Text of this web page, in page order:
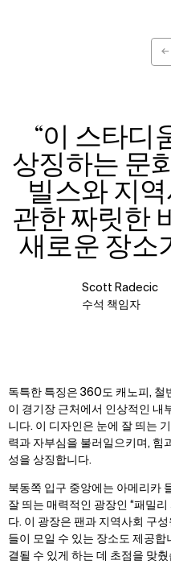
←
“이 스타디
상징하는 문
빌스와 지
관한 짜릿한
새로운 장소
Scott Radecic
수석 책임자
독특한 특징은 360도 캐노피, 철
이 경기장 근처에서 인상적인 내
니다. 이 디자인은 눈에 잘 띄는
력과 자부심을 불러일으키며, 힘
성을 상징합니다.
북동쪽 입구 중앙에는 아메리카
잘 띄는 매력적인 광장인 “패밀
다. 이 광장은 팬과 지역사회 구
들이 모일 수 있는 장소도 제공합
결될 수 있게 하는 데 초점을 맞췄